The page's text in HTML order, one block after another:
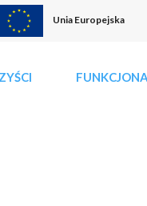
Unia Europejska